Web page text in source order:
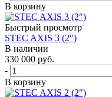
В корзину
Быстрый просмотр
STEC AXIS 3 (2″)
В наличии
330 000 руб.
-
В корзину